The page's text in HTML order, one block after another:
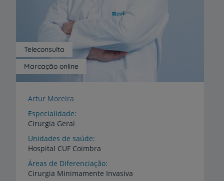
Marcação online
Teleconsulta
Artur Moreira
Especialidade
Cirurgia Geral
Unidades de saúde
Hospital CUF Coimbra
Áreas de Diferenciação
Cirurgia Minimamente Invasiva